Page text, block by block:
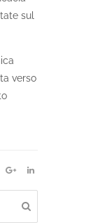
sul
verso